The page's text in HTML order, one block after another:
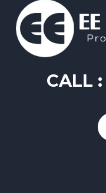
CALL :